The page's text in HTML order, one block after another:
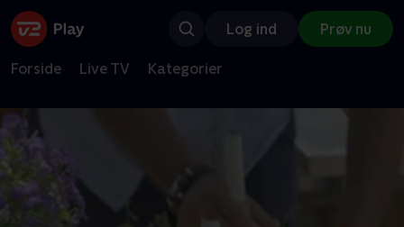
Log ind Prøv nu
Forside Live TV Kategorier